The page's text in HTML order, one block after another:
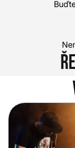
Vítejte na novém
City